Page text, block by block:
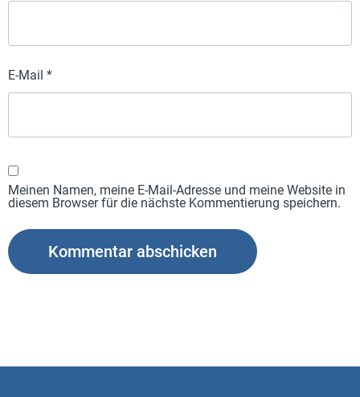
E-Mail *
Meinen Namen, meine E-Mail-Adresse und meine Website in
diesem Browser für die nächste Kommentierung speichern.